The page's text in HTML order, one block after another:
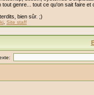
genre... tout ce qu'on sait faire et
bien sûr. ;)
Site staff